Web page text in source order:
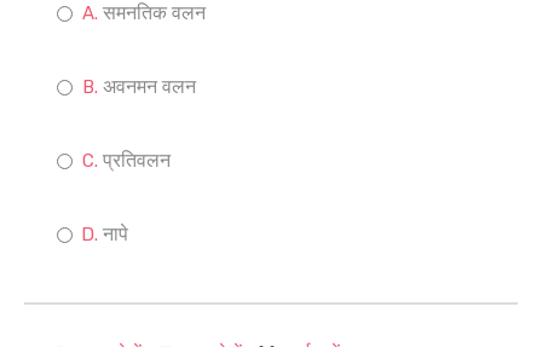
समनतिक वलन
अवनमन वलन
प्रतिवलन
नापे